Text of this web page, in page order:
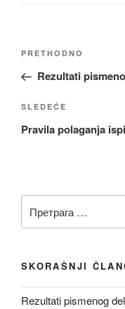
Kretanje
Prethodni
članak
PRETHODNO
Rezultati
Sledeći
članak
SLEDEĆE
Pravila polaganja
за:
SKORAŠNJI
Rezultati pismenog